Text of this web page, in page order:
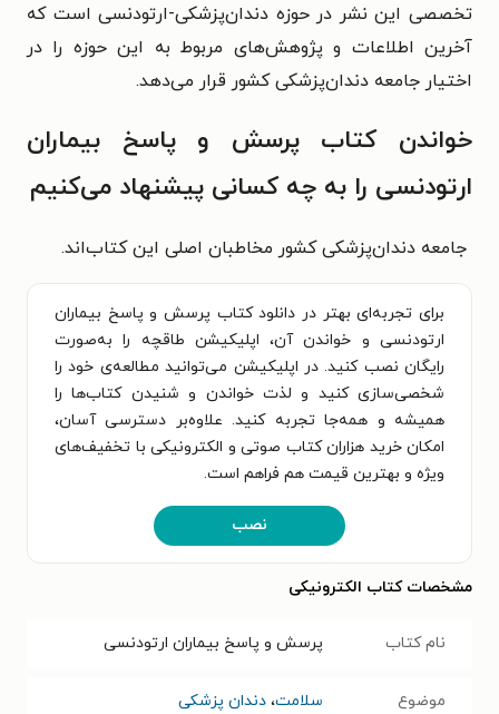
تخصصی این نشر در حوزه دندان‌پزشکی-ارتودنسی است که
آخرین اطلاعات و پژوهش‌های مربوط به این حوزه را در
اختیار جامعه دندان‌پزشکی کشور قرار می‌دهد.
خواندن کتاب پرسش و پاسخ بیماران
ارتودنسی را به چه کسانی پیشنهاد می‌کنیم
جامعه دندان‌پزشکی کشور مخاطبان اصلی این کتاب‌اند.
برای تجربه‌ای بهتر در دانلود کتاب پرسش و پاسخ بیماران
ارتودنسی و خواندن آن، اپلیکیشن طاقچه را به‌صورت
رایگان نصب کنید. در اپلیکیشن می‌توانید مطالعه‌ی خود را
شخصی‌سازی کنید و لذت خواندن و شنیدن کتاب‌ها را
همیشه و همه‌جا تجربه کنید. علاوه‌بر دسترسی آسان،
امکان خرید هزاران کتاب صوتی و الکترونیکی با تخفیف‌های
ویژه و بهترین قیمت هم فراهم است.
نصب
مشخصات کتاب الکترونیکی
نام کتاب پرسش و پاسخ بیماران ارتودنسی
موضوع سلامت، دندان پزشکی